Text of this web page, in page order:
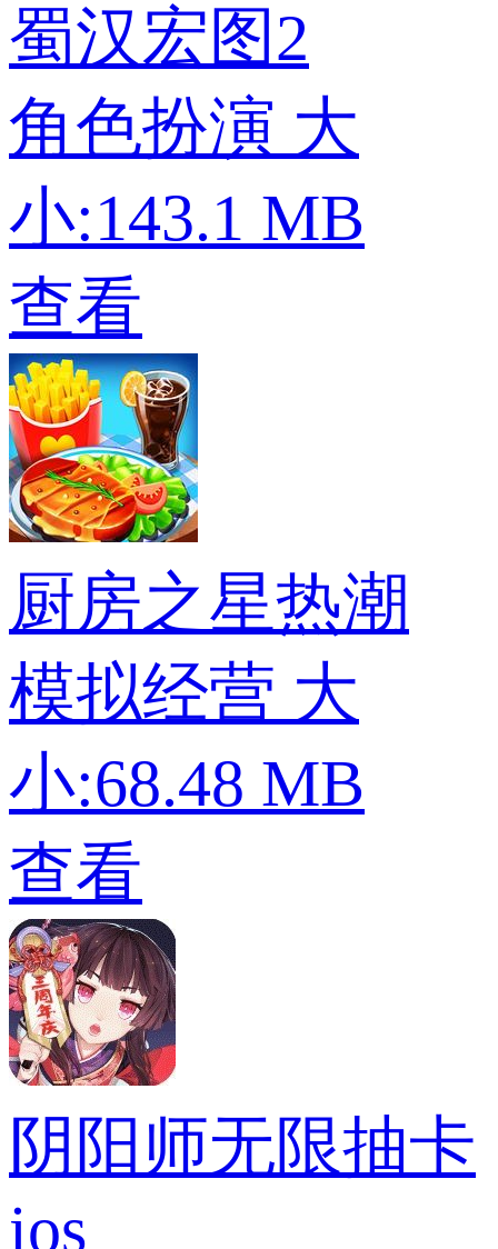
蜀汉宏图2
角色扮演 大
小:143.1 MB
查看
厨房之星热潮
模拟经营 大
小:68.48 MB
查看
阴阳师无限抽卡
ios